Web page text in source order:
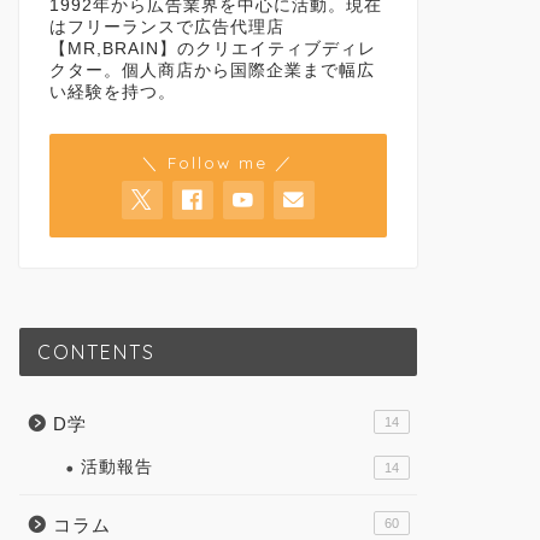
1992年から広告業界を中心に活動。現在
はフリーランスで広告代理店
【MR,BRAIN】のクリエイティブディレ
クター。個人商店から国際企業まで幅広
い経験を持つ。
＼ Follow me ／
CONTENTS
D学 14
活動報告 14
コラム 60